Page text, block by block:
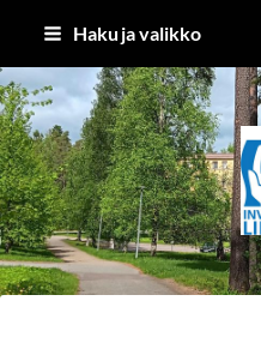
Siirry
sisältöön
Haku ja valikko